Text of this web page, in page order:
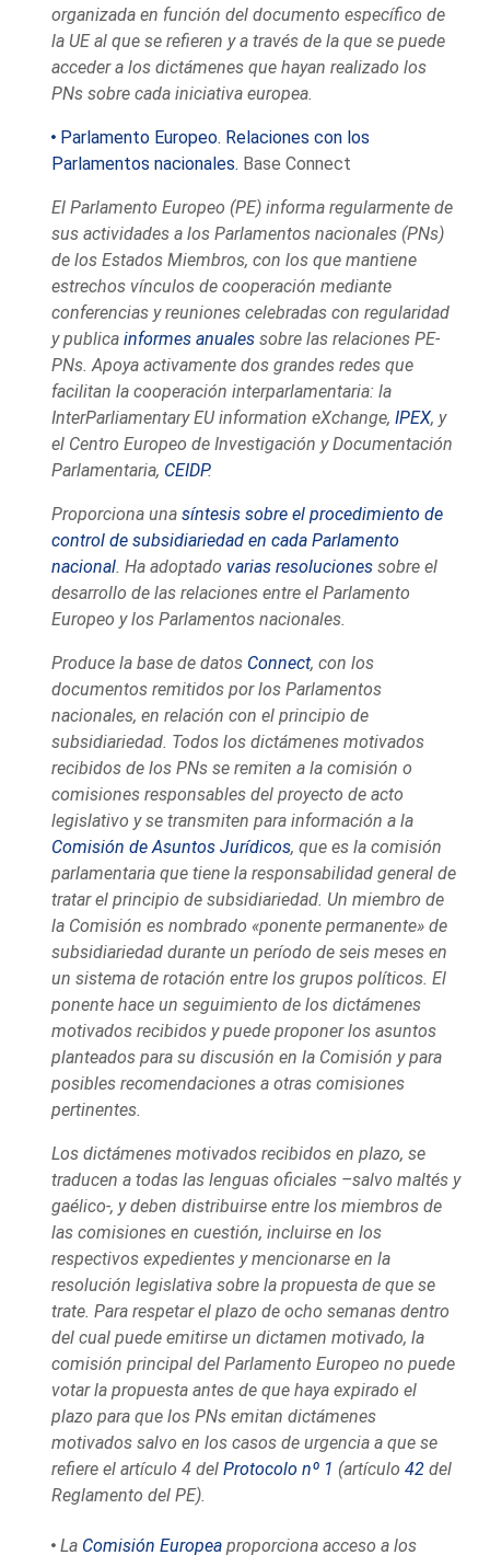
organizada en función del documento específico de
la UE al que se refieren y a través de la que se puede
acceder a los dictámenes que hayan realizado los
PNs sobre cada iniciativa europea.
Parlamento Europeo. Relaciones con los
Parlamentos nacionales. Base Connect
El Parlamento Europeo (PE) informa regularmente de
sus actividades a los Parlamentos nacionales (PNs)
de los Estados Miembros, con los que mantiene
estrechos vínculos de cooperación mediante
conferencias y reuniones celebradas con regularidad
y publicainformes anuales sobre las relaciones PE-
PNs. Apoya activamente dos grandes redes que
facilitan la cooperación interparlamentaria: la
InterParliamentary EU information eXchange,IPEX, y
el Centro Europeo de Investigación y Documentación
Parlamentaria, CEIDP.
Proporciona unasíntesis sobre el procedimiento de
control de subsidiariedad en cada Parlamento
nacional. Ha adoptado varias resoluciones sobre el
desarrollo de las relaciones entre el Parlamento
Europeo y los Parlamentos nacionales.
Produce la base de datos Connect, con los
documentos remitidos por los Parlamentos
nacionales, en relación con el principio de
subsidiariedad. Todos los dictámenes motivados
recibidos de los PNs se remiten a la comisión o
comisiones responsables del proyecto de acto
legislativo y se transmiten para información a la
Comisión de Asuntos Jurídicos, que es la comisión
parlamentaria que tiene la responsabilidad general de
tratar el principio de subsidiariedad. Un miembro de
la Comisión es nombrado «ponente permanente» de
subsidiariedad durante un período de seis meses en
un sistema de rotación entre los grupos políticos. El
ponente hace un seguimiento de los dictámenes
motivados recibidos y puede proponer los asuntos
planteados para su discusión en la Comisión y para
posibles recomendaciones a otras comisiones
pertinentes.
Los dictámenes motivados recibidos en plazo, se
traducen a todas las lenguas oficiales –salvo maltés y
gaélico-, y deben distribuirse entre los miembros de
las comisiones en cuestión, incluirse en los
respectivos expedientes y mencionarse en la
resolución legislativa sobre la propuesta de que se
trate. Para respetar el plazo de ocho semanas dentro
del cual puede emitirse un dictamen motivado, la
comisión principal del Parlamento Europeo no puede
votar la propuesta antes de que haya expirado el
plazo para que los PNs emitan dictámenes
motivados salvo en los casos de urgencia a que se
refiere el artículo 4 delProtocolo nº 1 (artículo42 del
Reglamento del PE).
La Comisión Europea proporciona acceso a los